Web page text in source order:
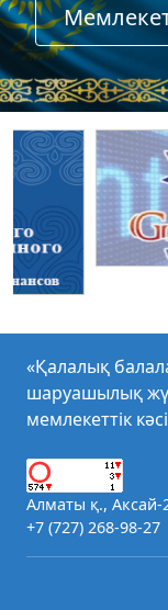
«Қалалық
шаруашылық
мемлекеттік
Алматы қ.,
+7 (727) 268-98-27